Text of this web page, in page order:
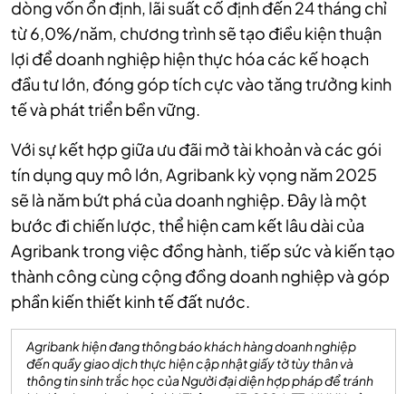
dòng vốn ổn định, lãi suất cố định đến 24 tháng chỉ
từ 6,0%/năm, chương trình sẽ tạo điều kiện thuận
lợi để doanh nghiệp hiện thực hóa các kế hoạch
đầu tư lớn, đóng góp tích cực vào tăng trưởng kinh
tế và phát triển bền vững.
Với sự kết hợp giữa ưu đãi mở tài khoản và các gói
tín dụng quy mô lớn, Agribank kỳ vọng năm 2025
sẽ là năm bứt phá của doanh nghiệp. Đây là một
bước đi chiến lược, thể hiện cam kết lâu dài của
Agribank trong việc đồng hành, tiếp sức và kiến tạo
thành công cùng cộng đồng doanh nghiệp và góp
phần kiến thiết kinh tế đất nước.
Agribank hiện đang thông báo khách hàng doanh nghiệp
đến quầy giao dịch thực hiện cập nhật giấy tờ tùy thân và
thông tin sinh trắc học của Người đại diện hợp pháp để tránh